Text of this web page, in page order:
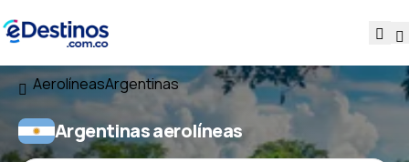
AerolíneasArgentinas
Argentinas aerolíneas